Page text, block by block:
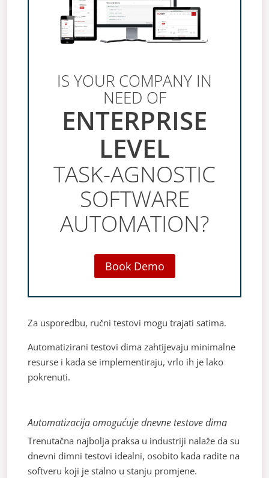
IS YOUR COMPANY IN
NEED OF
ENTERPRISE
LEVEL
TASK-AGNOSTIC
SOFTWARE
AUTOMATION?
Book Demo
Za usporedbu, ručni testovi mogu trajati satima.
Automatizirani testovi dima zahtijevaju minimalne
resurse i kada se implementiraju, vrlo ih je lako
pokrenuti.
Automatizacija omogućuje dnevne testove dima
Trenutačna najbolja praksa u industriji nalaže da su
dnevni dimni testovi idealni, osobito kada radite na
softveru koji je stalno u stanju promjene.